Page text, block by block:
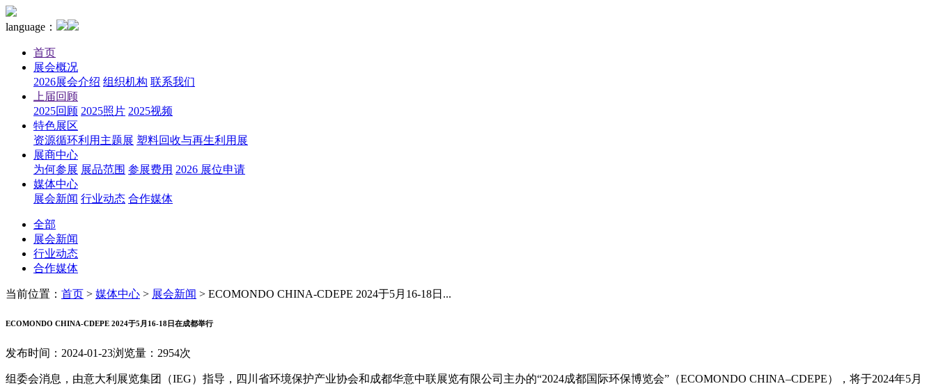
language：
首页
展会概况
2026展会介绍 组织机构 联系我们
上届回顾
2025回顾 2025照片 2025视频
特色展区
资源循环利用主题展 塑料回收与再生利用展
展商中心
为何参展 展品范围 参展费用 2026 展位申请
媒体中心
展会新闻 行业动态 合作媒体
全部
展会新闻
行业动态
合作媒体
当前位置： 首页 > 媒体中心 > 展会新闻 > ECOMONDO CHINA-CDEPE 2024于5月16-18日...
ECOMONDO CHINA-CDEPE 2024于5月16-18日在成都举行
发布时间：2024-01-23浏览量：2954次
组委会消息，由意大利展览集团（IEG）指导， 四川省环境保护产业协会和成都华意中联展览有限公司主办的“2024成都国际环保博览会”（ECOMONDO CHINA–CDEPE）， 将于2024年5月